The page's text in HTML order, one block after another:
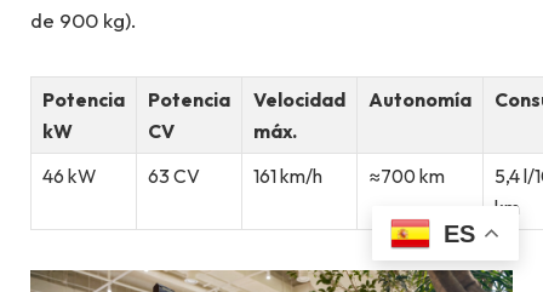
de 900 kg).
Potencia
kW
Potencia
CV
Velocidad
máx.
Autonomía
46 kW 63 CV 161 km/h ≈700 km
5,4 l/
km
ES